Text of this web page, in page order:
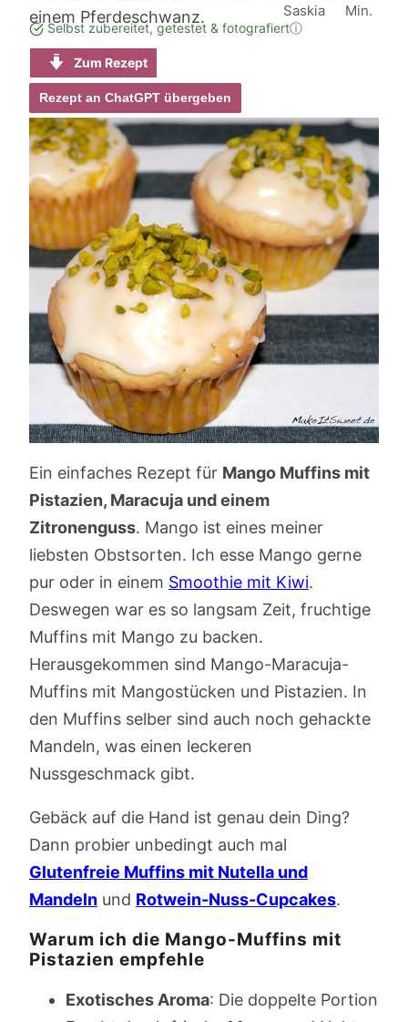
Saskia
Min.
Selbst zubereitet, getestet & fotografiertⓘ
Zum Rezept
Rezept an ChatGPT übergeben
Ein einfaches Rezept für Mango Muffins mit
Pistazien, Maracuja und einem
Zitronenguss. Mango ist eines meiner
liebsten Obstsorten. Ich esse Mango gerne
pur oder in einem Smoothie mit Kiwi.
Deswegen war es so langsam Zeit, fruchtige
Muffins mit Mango zu backen.
Herausgekommen sind Mango-Maracuja-
Muffins mit Mangostücken und Pistazien. In
den Muffins selber sind auch noch gehackte
Mandeln, was einen leckeren
Nussgeschmack gibt.
Gebäck auf die Hand ist genau dein Ding?
Dann probier unbedingt auch mal
Glutenfreie Muffins mit Nutella und
Mandeln und Rotwein-Nuss-Cupcakes.
Warum ich die Mango-Muffins mit
Pistazien empfehle
Exotisches Aroma: Die doppelte Portion